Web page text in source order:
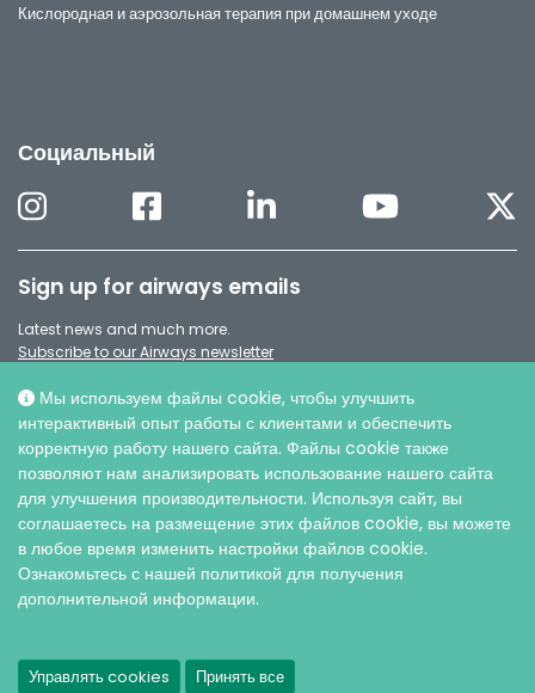
Мы используем файлы cookie, чтобы улучшить
интерактивный опыт работы с клиентами и обеспечить
корректную работу нашего сайта. Файлы cookie также
позволяют нам анализировать использование нашего сайта
для улучшения производительности. Используя сайт, вы
соглашаетесь на размещение этих файлов cookie, вы можете
в любое время изменить настройки файлов cookie.
Ознакомьтесь с нашей политикой для получения
дополнительной информации.
Управлять cookies Принять все
Кислородная и аэрозольная терапия при домашнем уходе
Социальный
Sign up for airways emails
Latest news and much more.
Subscribe to our Airways newsletter
© AO ИНТЕРСЕДЖИКАЛ, 2026 |Защита персональных данных